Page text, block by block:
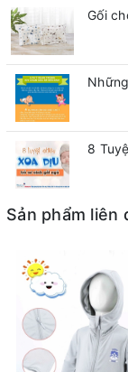
Gối
8
Sản phẩm liên